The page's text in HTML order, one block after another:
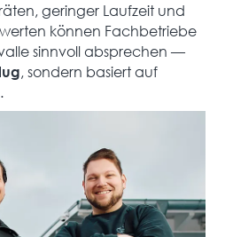
geringer Laufzeit und
können Fachbetriebe
sinnvoll absprechen —
, sondern basiert auf
.